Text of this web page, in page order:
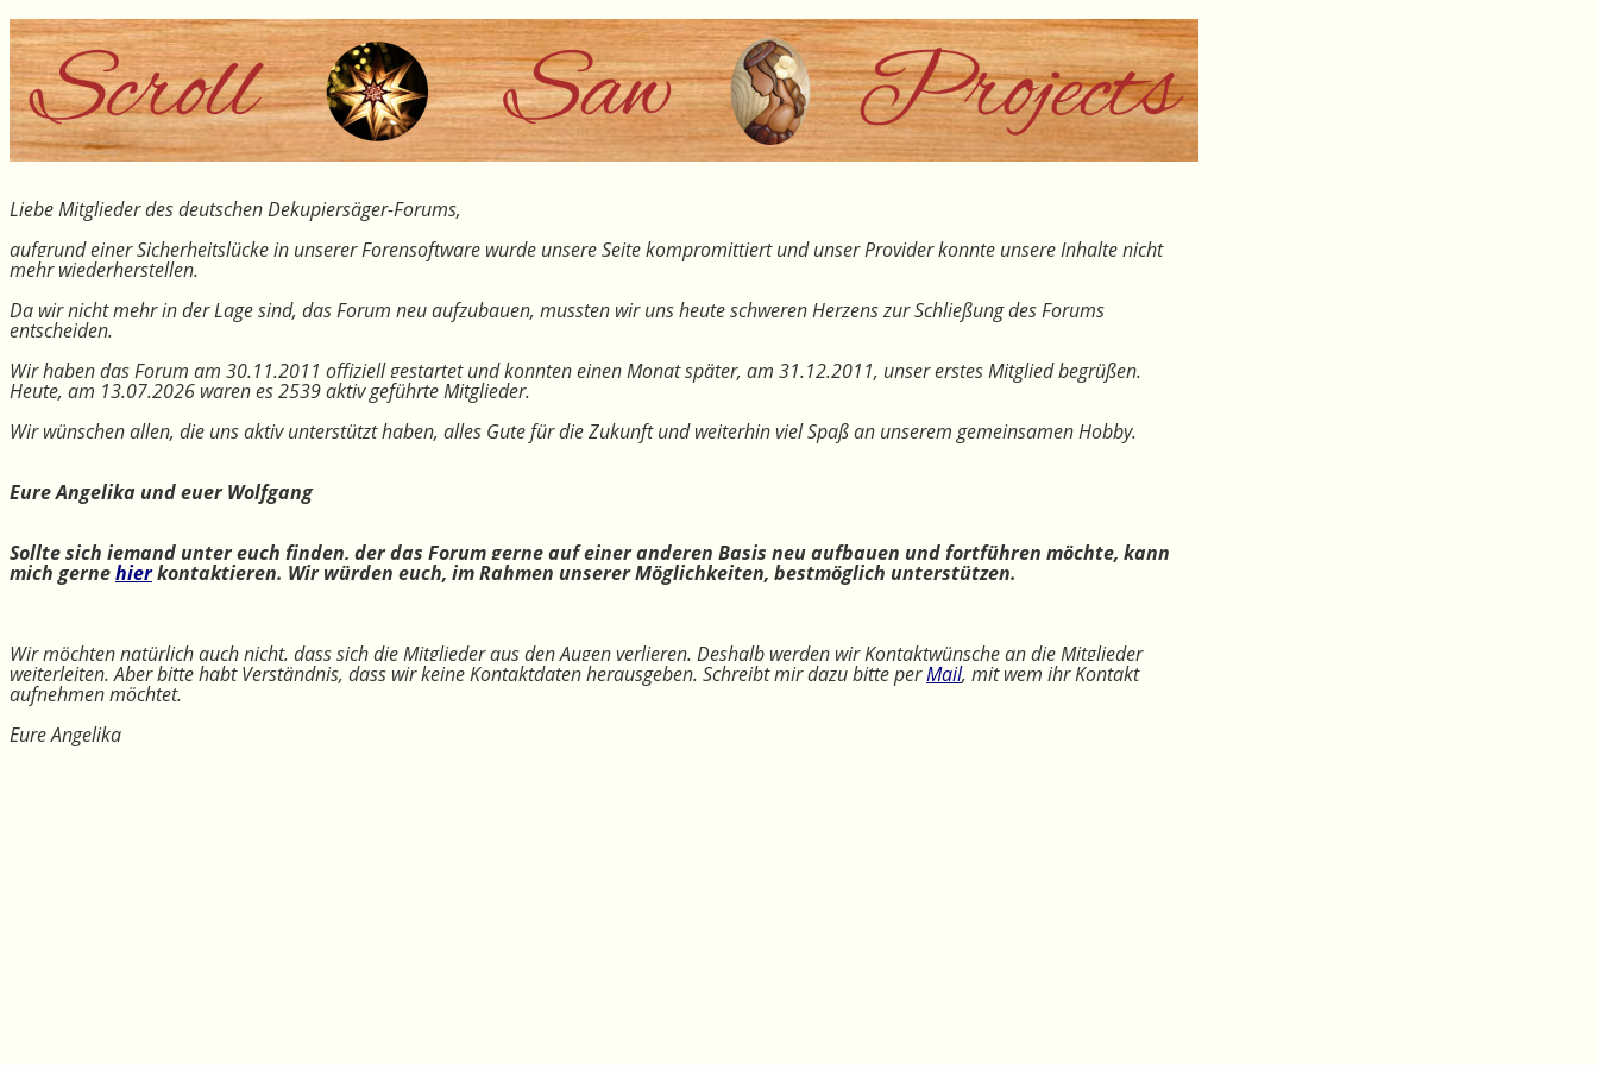
Liebe Mitglieder des deutschen Dekupiersäger-Forums,
aufgrund einer Sicherheitslücke in unserer Forensoftware wurde unsere Seite kompromittiert und unser Provider konnte unsere Inhalte nicht
mehr wiederherstellen.
Da wir nicht mehr in der Lage sind, das Forum neu aufzubauen, mussten wir uns heute schweren Herzens zur Schließung des Forums
entscheiden.
Wir haben das Forum am 30.11.2011 offiziell gestartet und konnten einen Monat später, am 31.12.2011, unser erstes Mitglied begrüßen.
Heute, am 13.07.2026 waren es 2539 aktiv geführte Mitglieder.
Wir wünschen allen, die uns aktiv unterstützt haben, alles Gute für die Zukunft und weiterhin viel Spaß an unserem gemeinsamen Hobby.
Eure Angelika und euer Wolfgang
Sollte sich jemand unter euch finden, der das Forum gerne auf einer anderen Basis neu aufbauen und fortführen möchte, kann
mich gernehierkontaktieren. Wir würden euch, im Rahmen unserer Möglichkeiten, bestmöglich unterstützen.
Wir möchten natürlich auch nicht, dass sich die Mitglieder aus den Augen verlieren. Deshalb werden wir Kontaktwünsche an die Mitglieder
weiterleiten. Aber bitte habt Verständnis, dass wir keine Kontaktdaten herausgeben. Schreibt mir dazu bitte perMail, mit wem ihr Kontakt
aufnehmen möchtet.
Eure Angelika